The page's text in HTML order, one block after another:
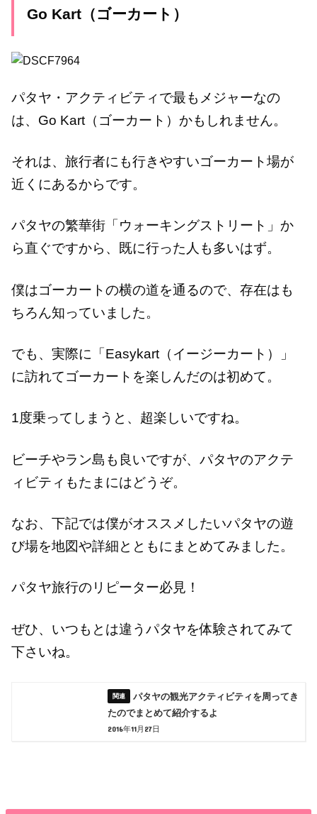
Go Kart（ゴーカート）
パタヤ・アクティビティで最もメジャーなの
は、Go Kart（ゴーカート）かもしれません。
それは、旅行者にも行きやすいゴーカート場が
近くにあるからです。
パタヤの繁華街「ウォーキングストリート」か
ら直ぐですから、既に行った人も多いはず。
僕はゴーカートの横の道を通るので、存在はも
ちろん知っていました。
でも、実際に「Easykart（イージーカート）」
に訪れてゴーカートを楽しんだのは初めて。
1度乗ってしまうと、超楽しいですね。
ビーチやラン島も良いですが、パタヤのアクテ
ィビティもたまにはどうぞ。
なお、下記では僕がオススメしたいパタヤの遊
び場を地図や詳細とともにまとめてみました。
パタヤ旅行のリピーター必見！
ぜひ、いつもとは違うパタヤを体験されてみて
下さいね。
パタヤの観光アクティビティを周ってき
たのでまとめて紹介するよ
2016年11月27日